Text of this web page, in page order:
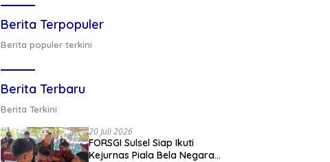
Berita Terpopuler
Berita populer terkini
Berita Terbaru
Berita Terkini
20 Juli 2026
FORSGI Sulsel Siap Ikuti
Kejurnas Piala Bela Negara